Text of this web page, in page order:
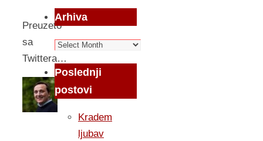
Preuzeto
sa
Twittera…
Arhiva
Arhiva
Poslednji
postovi
Kradem
ljubav